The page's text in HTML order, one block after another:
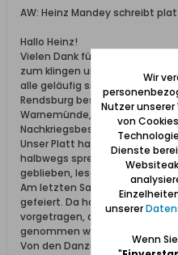
AW: Heinz Mandey schreibt
Hallo Heinz!
Vielen Dank für Deine
zum klingen und wecken
alle geläufig sind. Elli Foth,
Rendsburg besucht, Paul und
Warnemünde, Paul Rucks und
Nachkriegsbesuchen in
Unser Platt habe ich auch gut
halbwegs sprecchen. Aber
geblieben, lesen kann ich es
Am letzten Samstag haben wir
gefeiert. Da habe ich einige
vorgetragen, die von unseren
genommen wurden; aber ob
Von den Danziger
Wir
Nutzer
von
Dienste
unserer
Wenn